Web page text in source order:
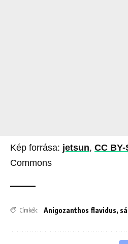
Kép forrása: jetsun, CC BY-
Commons
Címkék: Anigozanthos flavidus,